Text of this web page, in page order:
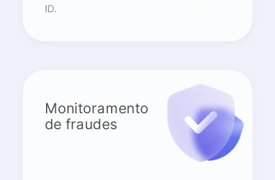
ID.
Monitoramento
de fraudes